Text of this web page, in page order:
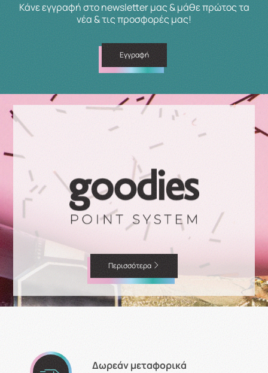
Κάνε εγγραφή στο newsletter μας & μάθε πρώτος τα
νέα & τις προσφορές μας!
Εγγραφή
Περισσότερα
Δωρεάν μεταφορικά